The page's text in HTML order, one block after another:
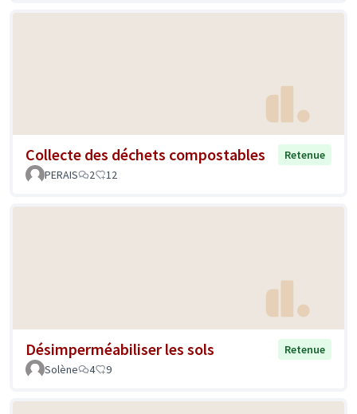
Collecte des déchets compostables
Retenue
PERAIS
2 12
Désimperméabiliser les sols
Retenue
Solène
4 9